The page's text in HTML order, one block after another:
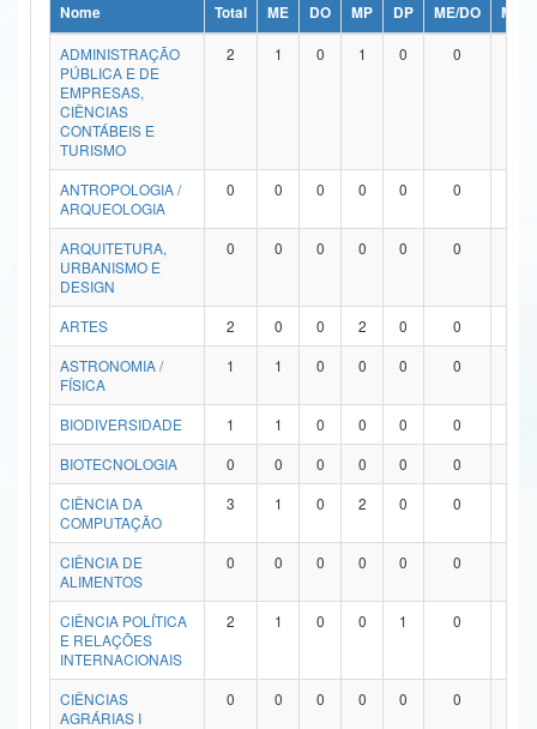
Ministério da Ciência, Tecnologia, Inovações e Comunicações
Ministério do Meio Ambiente
Ministério do Turismo
Ministério do Desenvolvimento Regional
Controladoria-Geral da União
Ministério da Mulher, da Família e dos Direitos Humanos
Secretaria de Governo
Advocacia-Geral da União
Banco Central do Brasil
Nome Total ME DO MP DP ME/DO
MP/
ADMINISTRAÇÃO
PÚBLICA E DE
EMPRESAS,
CIÊNCIAS
CONTÁBEIS E
TURISMO
2 1 0 1 0 0
ANTROPOLOGIA /
ARQUEOLOGIA
0 0 0 0 0 0
ARQUITETURA,
URBANISMO E
DESIGN
0 0 0 0 0 0
ARTES 2 0 0 2 0 0
ASTRONOMIA /
FÍSICA
1 1 0 0 0 0
BIODIVERSIDADE 1 1 0 0 0 0
BIOTECNOLOGIA
0 0 0 0 0 0
CIÊNCIA DA
COMPUTAÇÃO
3 1 0 2 0 0
CIÊNCIA DE
ALIMENTOS
0 0 0 0 0 0
CIÊNCIA POLÍTICA
E RELAÇÕES
INTERNACIONAIS
2 1 0 0 1 0
CIÊNCIAS
AGRÁRIAS I
0 0 0 0 0 0